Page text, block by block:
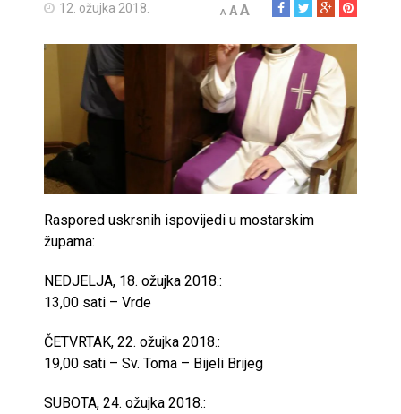
12. ožujka 2018. A AA
Raspored uskrsnih ispovijedi u mostarskim
župama:
NEDJELJA, 18. ožujka 2018.:
13,00 sati – Vrde
ČETVRTAK, 22. ožujka 2018.:
19,00 sati – Sv. Toma – Bijeli Brijeg
SUBOTA, 24. ožujka 2018.: